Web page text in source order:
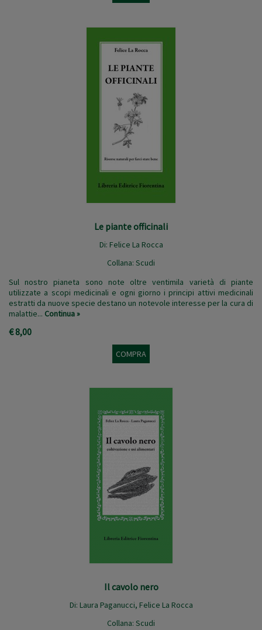
Le piante officinali
Di: Felice La Rocca
Collana: Scudi
Sul nostro pianeta sono note oltre ventimila varietà di piante
utilizzate a scopi medicinali e ogni giorno i principi attivi medicinali
estratti da nuove specie destano un notevole interesse per la cura di
malattie... Continua »
€ 8,00
COMPRA
Il cavolo nero
Di: Laura Paganucci, Felice La Rocca
Collana: Scudi